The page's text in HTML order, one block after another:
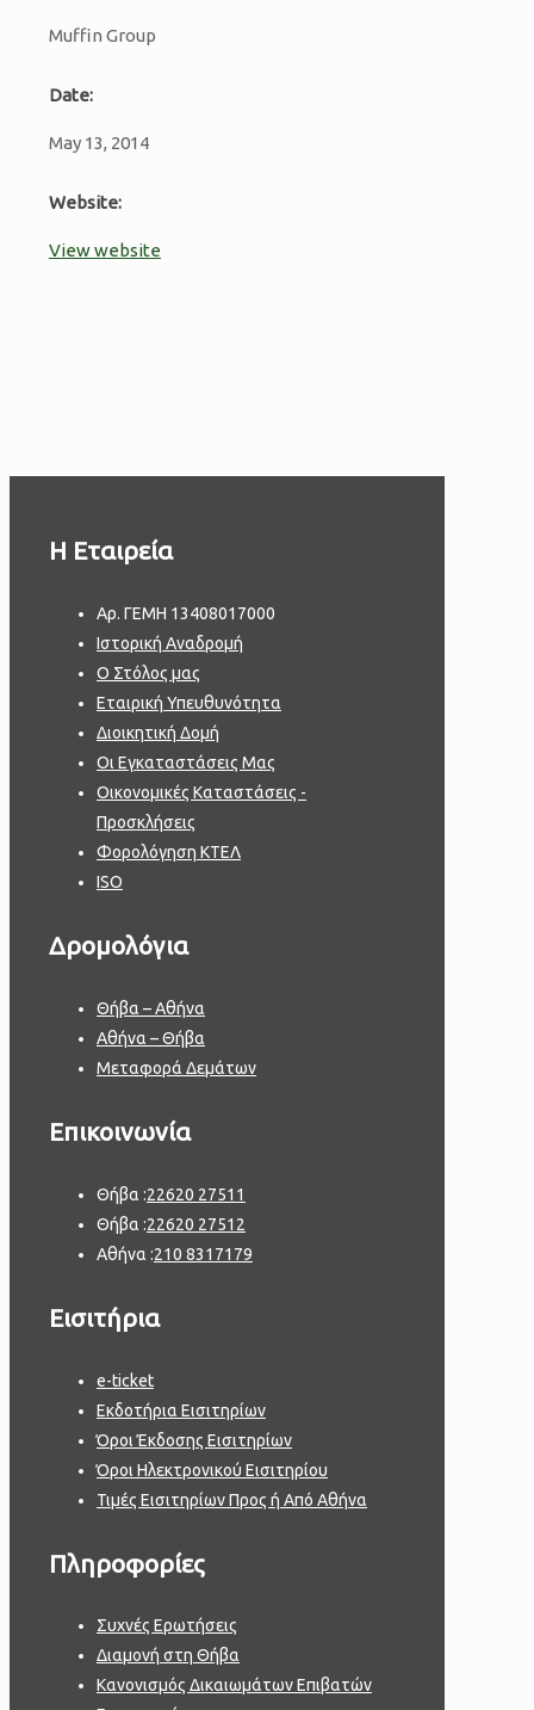
Muffin Group
Date:
May 13, 2014
Website:
View website
H Εταιρεία
Aρ. ΓΕΜΗ 13408017000
Ιστορική Αναδρομή
Ο Στόλος μας
Εταιρική Υπευθυνότητα
Διοικητική Δομή
Οι Εγκαταστάσεις Μας
Οικονομικές Καταστάσεις -
Προσκλήσεις
Φορολόγηση ΚΤΕΛ
ISO
Δρομολόγια
Θήβα – Αθήνα
Αθήνα – Θήβα
Μεταφορά Δεμάτων
Επικοινωνία
Θήβα :22620 27511
Θήβα :22620 27512
Αθήνα :210 8317179
Εισιτήρια
e-ticket
Εκδοτήρια Εισιτηρίων
Όροι Έκδοσης Εισιτηρίων
Όροι Ηλεκτρονικού Εισιτηρίου
Τιμές Εισιτηρίων Προς ή Από Αθήνα
Πληροφορίες
Συχνές Ερωτήσεις
Διαμονή στη Θήβα
Κανονισμός Δικαιωμάτων Επιβατών